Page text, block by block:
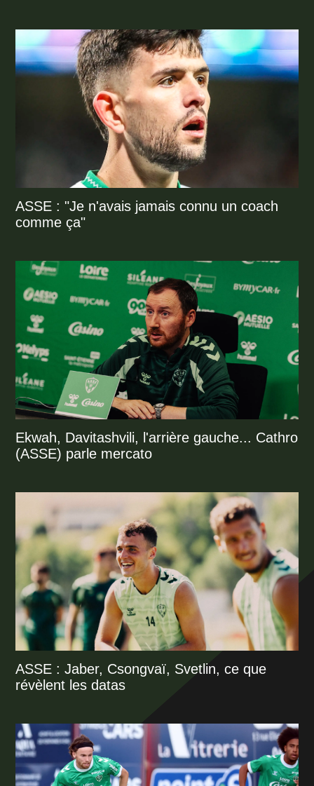
ASSE : "Je n'avais jamais connu un coach
comme ça"
Ekwah, Davitashvili, l'arrière gauche... Cathro
(ASSE) parle mercato
ASSE : Jaber, Csongvaï, Svetlin, ce que
révèlent les datas